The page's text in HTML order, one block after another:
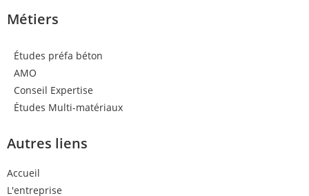
Métiers
Études préfa béton
AMO
Conseil Expertise
Études Multi-matériaux
Autres liens
Accueil
L'entreprise